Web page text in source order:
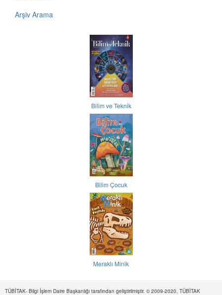
Arşiv Arama
Bilim ve Teknik
Bilim Çocuk
Meraklı Minik
TÜBİTAK- Bilgi İşlem Daire Başkanlığı tarafından geliştirilmiştir. © 2009-2020, TÜBİTAK